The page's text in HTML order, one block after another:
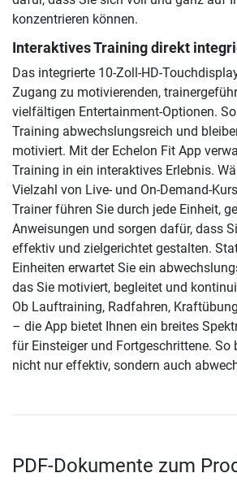
konzentrieren können.
Interaktives Training direkt
Das integrierte 10-Zoll-HD-
Zugang zu motivierenden,
vielfältigen Entertainment-Optionen.
Training abwechslungsreich und
motiviert. Mit der Echelon Fit App
Training in ein interaktives Erlebnis.
Vielzahl von Live- und On-Demand-
Trainer führen Sie durch jede Einheit,
Anweisungen und sorgen dafür, dass
effektiv und zielgerichtet gestalten.
Einheiten erwartet Sie ein
das Sie motiviert, begleitet und
Ob Lauftraining, Radfahren,
– die App bietet Ihnen ein breites
für Einsteiger und Fortgeschrittene. So
nicht nur effektiv, sondern auch
PDF-Dokumente zum